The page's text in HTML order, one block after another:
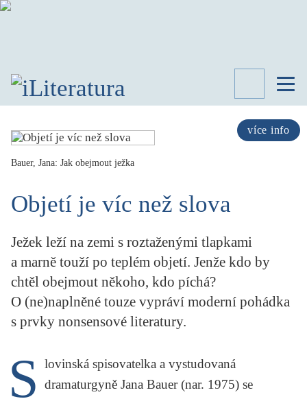
více info
TÉMATA
SPISOVATELÉ
KNIHY
LITERATURY
KATEGORIE
PORTRÉT
SLOUPEK
Bauer, Jana: Jak obejmout ježka
Objetí je víc než slova
Ježek leží na zemi s roztaženými tlapkami
a marně touží po teplém objetí. Jenže kdo by
chtěl obejmout někoho, kdo píchá?
O (ne)naplněné touze vypráví moderní pohádka
s prvky nonsensové literatury.
S
lovinská spisovatelka a vystudovaná
dramaturgyně Jana Bauer (nar. 1975) se